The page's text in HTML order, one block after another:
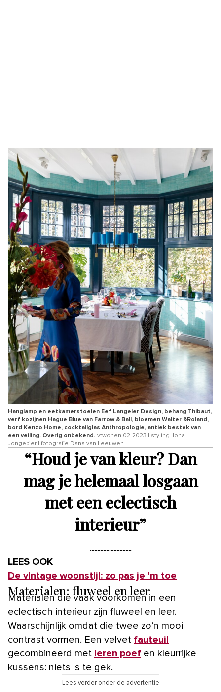
Hanglamp en eetkamerstoelen Eef Langeler Design, behang Thibaut,
verf kozijnen Hague Blue van Farrow & Ball, bloemen Walter &Roland,
bord Kenzo Home, cocktailglas Anthropologie, antiek bestek van
een veiling. Overig onbekend. vtwonen 02-2023 | styling Ilona
Jongepier | fotografie Dana van Leeuwen
“Houd je van kleur? Dan
mag je helemaal losgaan
met een eclectisch
interieur”
LEES OOK
De vintage woonstijl: zo pas je ‘m toe
Materialen: fluweel en leer
Materialen die vaak voorkomen in een
eclectisch interieur zijn fluweel en leer.
Waarschijnlijk omdat die twee zo’n mooi
contrast vormen. Een velvet fauteuil
gecombineerd met leren poef en kleurrijke
kussens: niets is te gek.
Lees verder onder de advertentie